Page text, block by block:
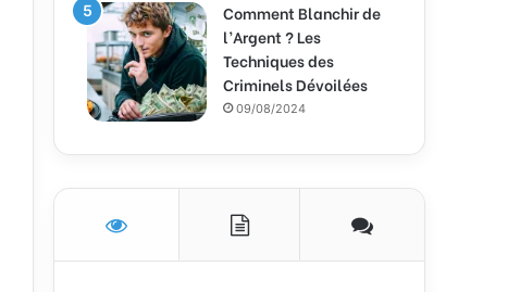
Comment Blanchir de
l’Argent ? Les
Techniques des
Criminels Dévoilées
09/08/2024